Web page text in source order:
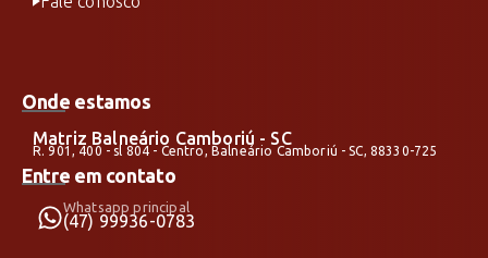
Onde estamos
Matriz Balneário Camboriú - SC
R. 901, 400 - sl 804 - Centro, Balneário Camboriú - SC, 88330-725
Entre em contato
Whatsapp principal
(47) 99936-0783